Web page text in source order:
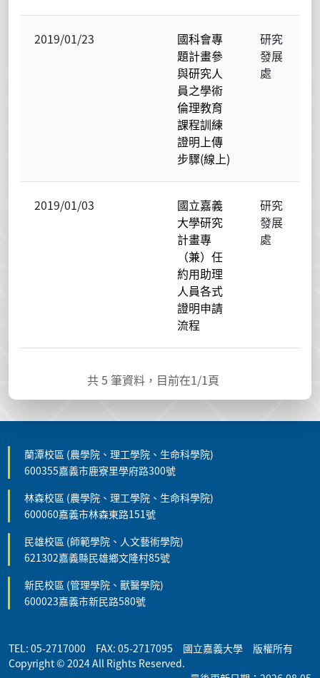
2019/01/23
國科會專
題計畫參
與研究人
員之學術
倫理教育
課程訓練
證明上傳
步驟(線上)
研究
發展
處
2019/01/03
國立嘉義
大學研究
計畫專
（兼）任
約用助理
人員各式
證明申請
流程
研究
發展
處
共5 筆資料，目前在1/1頁
蘭潭校區 (農學院、理工學院、生命科學院)
600355嘉義市鹿寮里學府路300號
林森校區 (農學院、理工學院、生命科學院)
600060嘉義市林森東路151號
民雄校區 (師範學院、人文藝術學院)
621302嘉義縣民雄鄉文隆村85號
新民校區 (管理學院、獸醫學院)
600023嘉義市新民路580號
TEL: 05-2717000 FAX: 05-2717095 國立嘉義大學 版權所有
Copyright © 2024 All Rights Reserved.